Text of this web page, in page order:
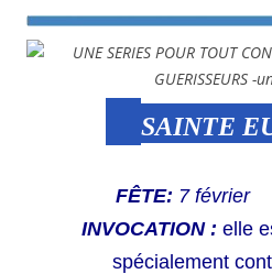
SAINTE
FÊTE: 7 février
INVOCATION : elle
spécialement